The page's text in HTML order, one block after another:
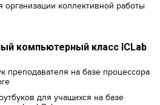
организации коллективной работы
компьютерный класс ICLab
преподавателя на базе процессора
для учащихся на базе